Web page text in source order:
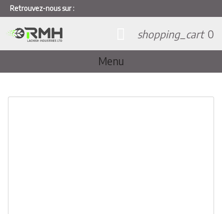
Retrouvez-nous sur :
Menu
shopping_cart 0